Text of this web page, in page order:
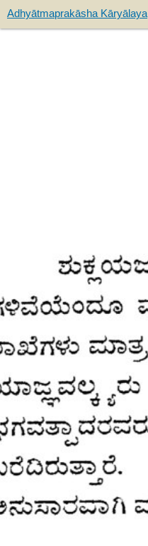
Adhyātmaprakāsha Kāryālaya